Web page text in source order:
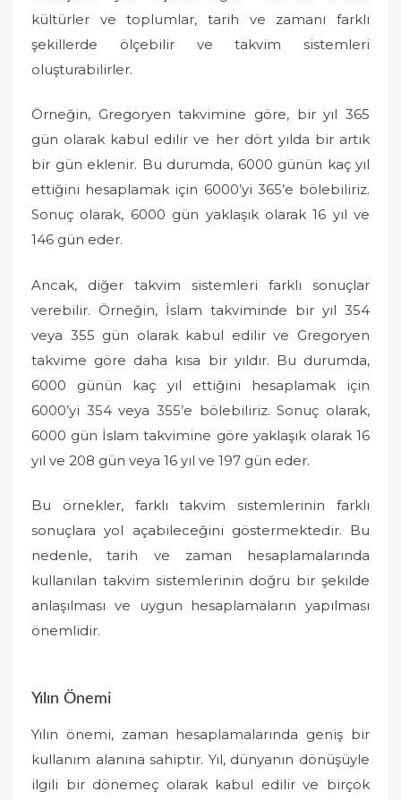
kültürler ve toplumlar, tarih ve zamanı farklı
şekillerde ölçebilir ve takvim sistemleri
oluşturabilirler.
Örneğin, Gregoryen takvimine göre, bir yıl 365
gün olarak kabul edilir ve her dört yılda bir artık
bir gün eklenir. Bu durumda, 6000 günün kaç yıl
ettiğini hesaplamak için 6000’yi 365’e bölebiliriz.
Sonuç olarak, 6000 gün yaklaşık olarak 16 yıl ve
146 gün eder.
Ancak, diğer takvim sistemleri farklı sonuçlar
verebilir. Örneğin, İslam takviminde bir yıl 354
veya 355 gün olarak kabul edilir ve Gregoryen
takvime göre daha kısa bir yıldır. Bu durumda,
6000 günün kaç yıl ettiğini hesaplamak için
6000’yi 354 veya 355’e bölebiliriz. Sonuç olarak,
6000 gün İslam takvimine göre yaklaşık olarak 16
yıl ve 208 gün veya 16 yıl ve 197 gün eder.
Bu örnekler, farklı takvim sistemlerinin farklı
sonuçlara yol açabileceğini göstermektedir. Bu
nedenle, tarih ve zaman hesaplamalarında
kullanılan takvim sistemlerinin doğru bir şekilde
anlaşılması ve uygun hesaplamaların yapılması
önemlidir.
Yılın Önemi
Yılın önemi, zaman hesaplamalarında geniş bir
kullanım alanına sahiptir. Yıl, dünyanın dönüşüyle
ilgili bir dönemeç olarak kabul edilir ve birçok